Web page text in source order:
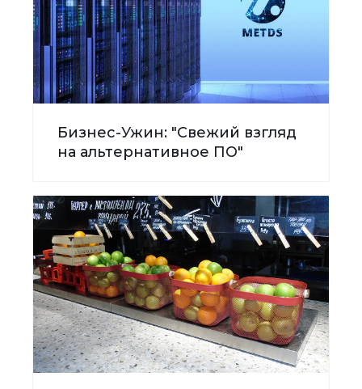
Бизнес-Ужин: "Свежий взгляд
на альтернативное ПО"